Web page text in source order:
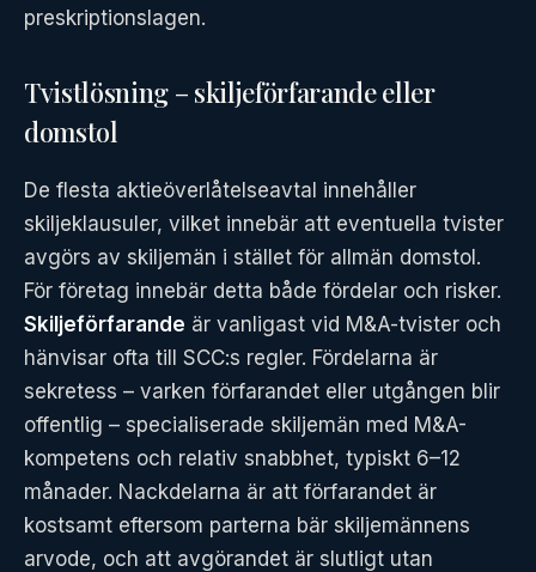
preskriptionslagen.
Tvistlösning – skiljeförfarande eller
domstol
De flesta aktieöverlåtelseavtal innehåller
skiljeklausuler, vilket innebär att eventuella tvister
avgörs av skiljemän i stället för allmän domstol.
För företag innebär detta både fördelar och risker.
Skiljeförfarande är vanligast vid M&A-tvister och
hänvisar ofta till SCC:s regler. Fördelarna är
sekretess – varken förfarandet eller utgången blir
offentlig – specialiserade skiljemän med M&A-
kompetens och relativ snabbhet, typiskt 6–12
månader. Nackdelarna är att förfarandet är
kostsamt eftersom parterna bär skiljemännens
arvode, och att avgörandet är slutligt utan